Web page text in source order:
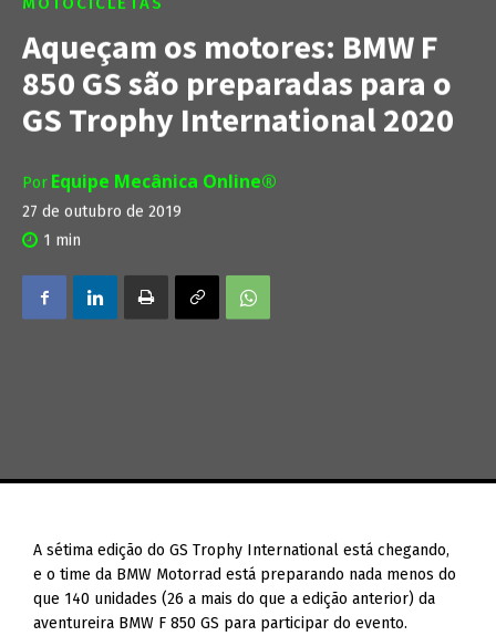
Aqueçam os motores: BMW F
850 GS são preparadas para o
GS Trophy International 2020
Por Equipe Mecânica Online®
27 de outubro de 2019
1 min
A sétima edição do GS Trophy International está chegando,
e o time da BMW Motorrad está preparando nada menos do
que 140 unidades (26 a mais do que a edição anterior) da
aventureira BMW F 850 GS para participar do evento.